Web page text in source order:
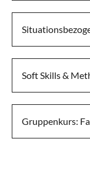
Soft Skills &
Gruppenkurs: